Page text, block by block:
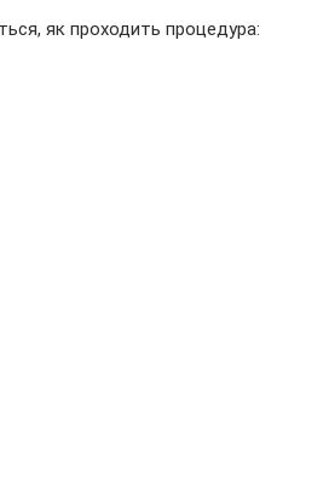
як проходить процедура: